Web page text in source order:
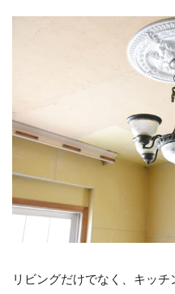
リビングだけでなく、キッ